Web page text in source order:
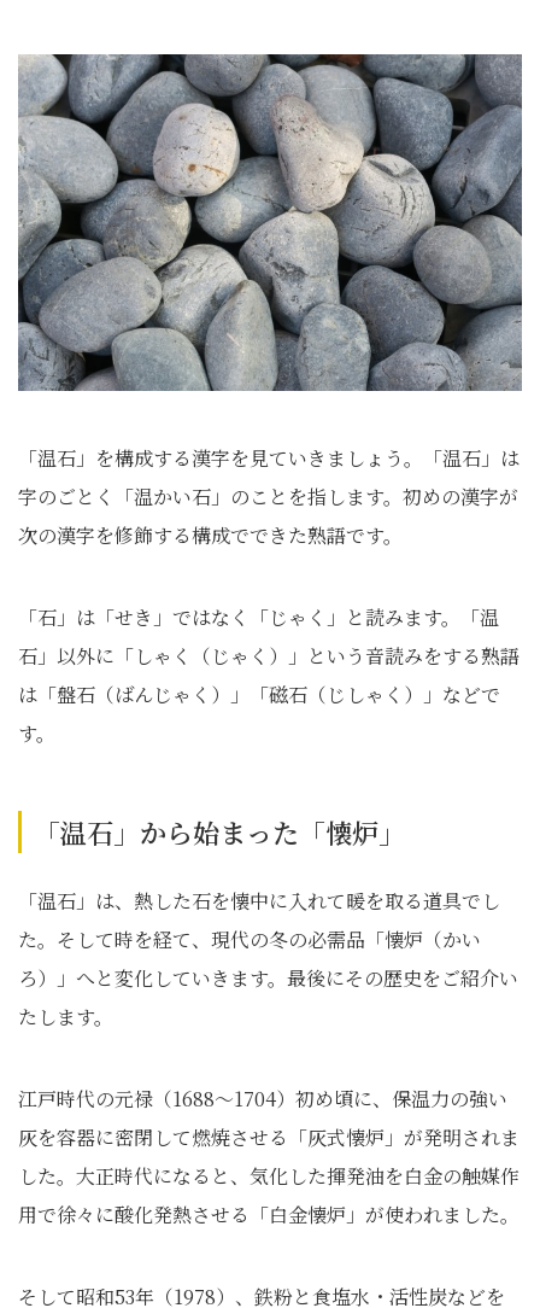
「温石」を構成する漢字を見ていきましょう。「温石」は
字のごとく「温かい石」のことを指します。初めの漢字が
次の漢字を修飾する構成でできた熟語です。
「石」は「せき」ではなく「じゃく」と読みます。「温
石」以外に「しゃく（じゃく）」という音読みをする熟語
は「盤石（ばんじゃく）」「磁石（じしゃく）」などで
す。
「温石」から始まった「懐炉」
「温石」は、熱した石を懐中に入れて暖を取る道具でし
た。そして時を経て、現代の冬の必需品「懐炉（かい
ろ）」へと変化していきます。最後にその歴史をご紹介い
たします。
江戸時代の元禄（1688～1704）初め頃に、保温力の強い
灰を容器に密閉して燃焼させる「灰式懐炉」が発明されま
した。大正時代になると、気化した揮発油を白金の触媒作
用で徐々に酸化発熱させる「白金懐炉」が使われました。
そして昭和53年（1978）、鉄粉と食塩水・活性炭などを